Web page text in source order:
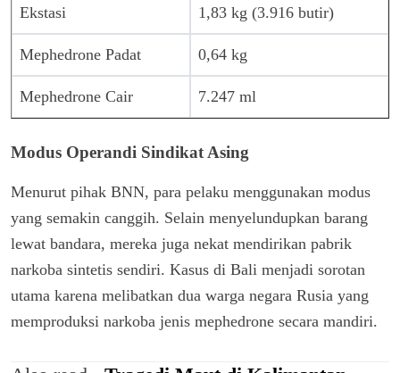
Ekstasi 1,83 kg (3.916 butir)
Mephedrone Padat 0,64 kg
Mephedrone Cair 7.247 ml
Modus Operandi Sindikat Asing
Menurut pihak BNN, para pelaku menggunakan modus
yang semakin canggih. Selain menyelundupkan barang
lewat bandara, mereka juga nekat mendirikan pabrik
narkoba sintetis sendiri. Kasus di Bali menjadi sorotan
utama karena melibatkan dua warga negara Rusia yang
memproduksi narkoba jenis mephedrone secara mandiri.